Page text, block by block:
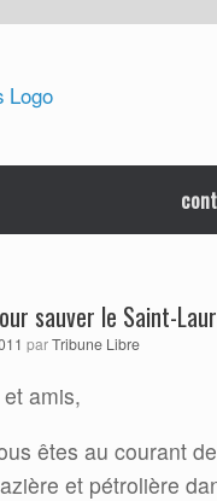
sauver le Saint-
parTribune Libre
amis,
êtes au courant
et pétrolière